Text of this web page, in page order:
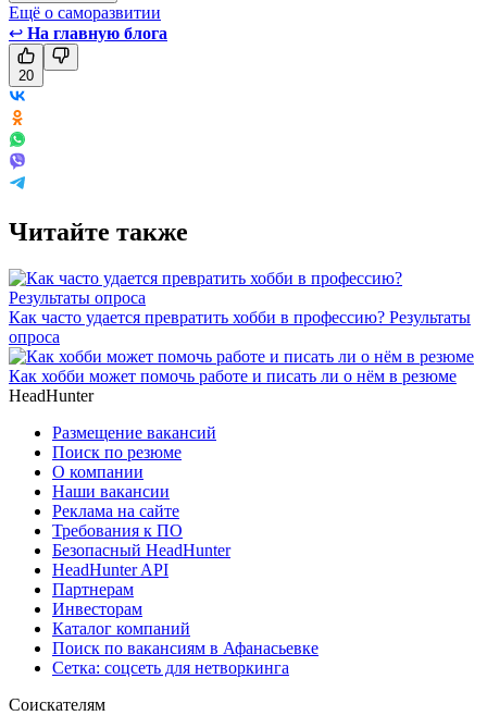
Ещё о саморазвитии
↩ На главную блога
20
Читайте также
Как часто удается превратить хобби в профессию? Результаты
опроса
Как хобби может помочь работе и писать ли о нём в резюме
HeadHunter
Размещение вакансий
Поиск по резюме
О компании
Наши вакансии
Реклама на сайте
Требования к ПО
Безопасный HeadHunter
HeadHunter API
Партнерам
Инвесторам
Каталог компаний
Поиск по вакансиям в Афанасьевке
Сетка: соцсеть для нетворкинга
Соискателям